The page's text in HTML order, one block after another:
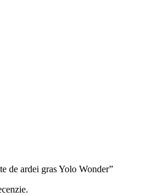
de ardei gras Yolo Wonder”